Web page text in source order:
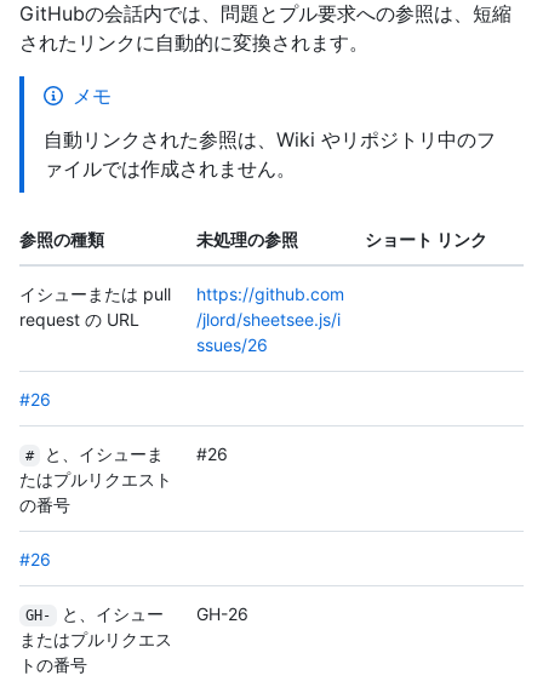
GitHubの会話内では、問題とプル要求への参照は、短縮
されたリンクに自動的に変換されます。
メモ
自動リンクされた参照は、Wiki やリポジトリ中のフ
ァイルでは作成されません。
参照の種類 未処理の参照 ショート リンク
イシューまたは pull
request の URL
https://github.com
/jlord/sheetsee.js/i
ssues/26
#26
#
と、イシューま
たはプルリクエスト
の番号
#26
#26
GH-
と、イシュー
またはプルリクエス
トの番号
GH-26